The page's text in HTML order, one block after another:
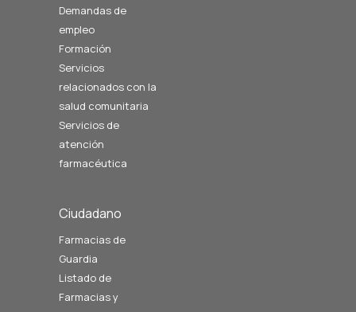
Demandas de
empleo
Formación
Servicios
relacionados con la
salud comunitaria
Servicios de
atención
farmacéutica
Ciudadano
Farmacias de
Guardia
Listado de
Farmacias y